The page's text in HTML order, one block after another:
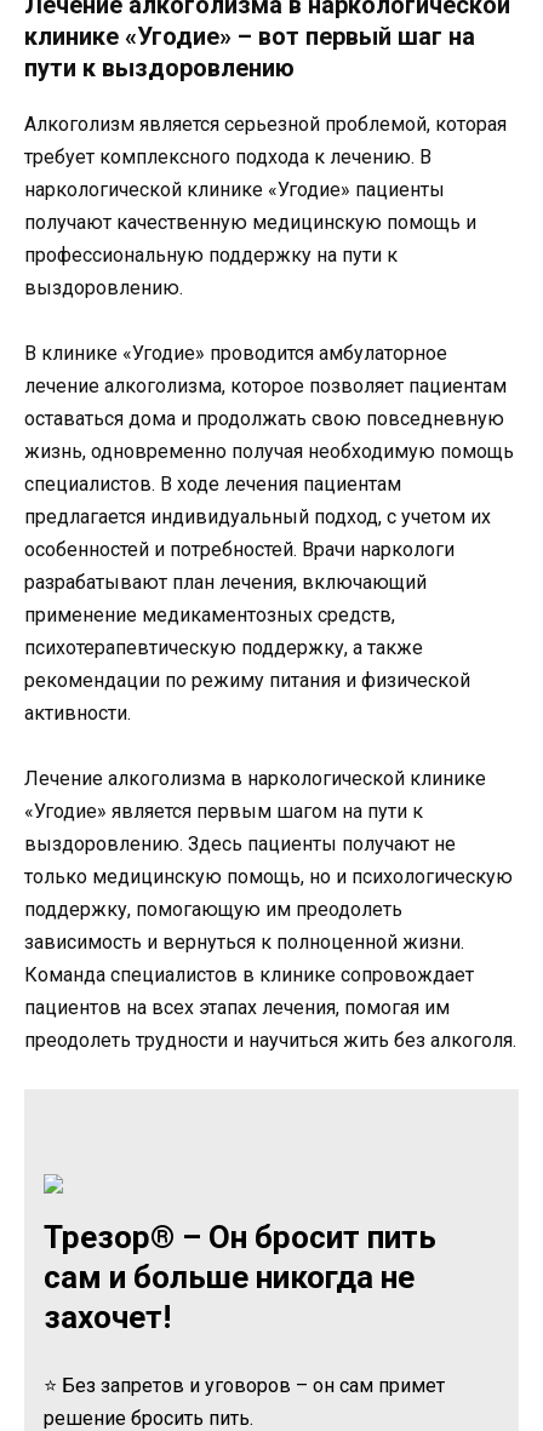
клинике «Угодие» – вот первый шаг на
пути к выздоровлению
Алкоголизм является серьезной проблемой, которая
требует комплексного подхода к лечению. В
наркологической клинике «Угодие» пациенты
получают качественную медицинскую помощь и
профессиональную поддержку на пути к
выздоровлению.
В клинике «Угодие» проводится амбулаторное
лечение алкоголизма, которое позволяет пациентам
оставаться дома и продолжать свою повседневную
жизнь, одновременно получая необходимую помощь
специалистов. В ходе лечения пациентам
предлагается индивидуальный подход, с учетом их
особенностей и потребностей. Врачи наркологи
разрабатывают план лечения, включающий
применение медикаментозных средств,
психотерапевтическую поддержку, а также
рекомендации по режиму питания и физической
активности.
Лечение алкоголизма в наркологической клинике
«Угодие» является первым шагом на пути к
выздоровлению. Здесь пациенты получают не
только медицинскую помощь, но и психологическую
поддержку, помогающую им преодолеть
зависимость и вернуться к полноценной жизни.
Команда специалистов в клинике сопровождает
пациентов на всех этапах лечения, помогая им
преодолеть трудности и научиться жить без алкоголя.
Трезор® – Он бросит пить
сам и больше никогда не
захочет!
⭐ Без запретов и уговоров – он сам примет
решение бросить пить.